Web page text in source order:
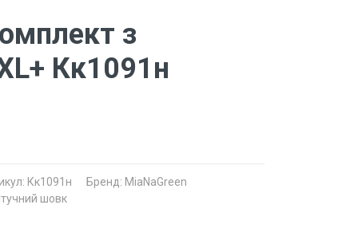
з
Кк1091н
Кк1091н
Бренд: MiaNaGreen
шовк